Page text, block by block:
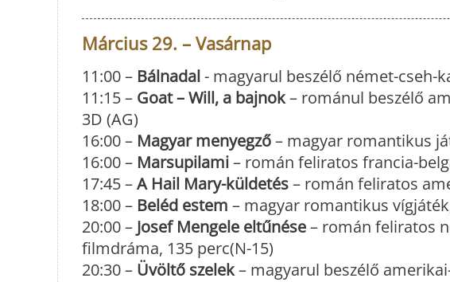
Március 29. – Vasárnap
11:00 – Bálnadal- magyarul beszélő német-cseh-
11:15 – Goat – Will, a bajnok– románul beszélő
3D (AG)
16:00 – Magyar menyegző– magyar romantikus
16:00 – Marsupilami– román feliratos francia-
17:45 –A Hail Mary-küldetés– román feliratos
18:00 – Beléd estem – magyar romantikus
20:00 – Josef Mengele eltűnése– román feliratos
filmdráma, 135 perc(N-15)
20:30 – Üvöltő szelek– magyarul beszélő